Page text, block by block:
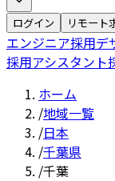
ログイン リモート
エンジニア採用デ
採用アシスタント
ホーム
/地域一覧
/日本
/千葉県
/千葉